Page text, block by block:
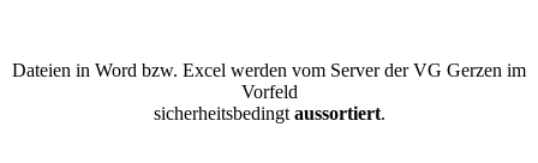
Dateien in Word bzw. Excel werden vom Server der VG Gerzen im
Vorfeld
sicherheitsbedingt aussortiert.